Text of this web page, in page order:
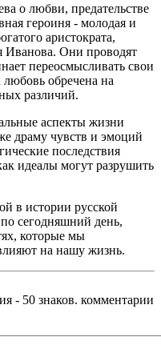
о любви, предательстве
героиня - молодая и
аристократа,
Иванова. Они проводят
переосмысливать свои
обречена на
различий.
аспекты жизни
драму чувств и эмоций
последствия
идеалы могут разрушить
в истории русской
сегодняшний день,
которые мы
на нашу жизнь.
- 50 знаков. комментарии